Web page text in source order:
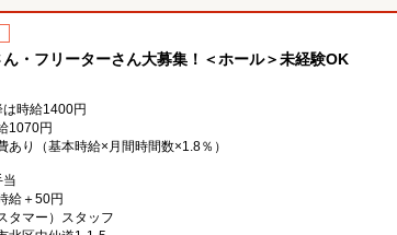
・フリーターさん大募集！＜ホール＞未経験OK
時給1400円
1070円
り（基本時給×月間時間数×1.8％）
当
給＋50円
タマー）スタッフ